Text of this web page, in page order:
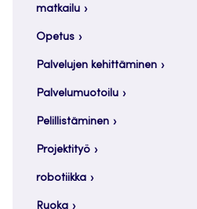
matkailu
Opetus
Palvelujen kehittäminen
Palvelumuotoilu
Pelillistäminen
Projektityö
robotiikka
Ruoka